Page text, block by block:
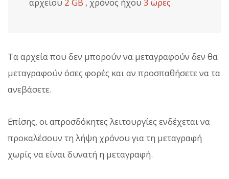
Τα αρχεία που δεν μπορούν να μεταγραφούν δεν θα
μεταγραφούν όσες φορές και αν προσπαθήσετε να τα
ανεβάσετε.
Επίσης, οι απροσδόκητες λειτουργίες ενδέχεται να
προκαλέσουν τη λήψη χρόνου για τη μεταγραφή
χωρίς να είναι δυνατή η μεταγραφή.